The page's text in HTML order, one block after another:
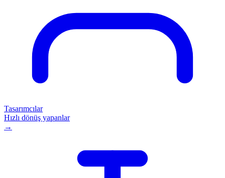
Tasarımcılar
Hızlı dönüş yapanlar
→